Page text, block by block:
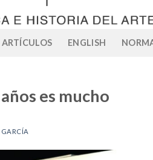
ARTÍCULOS ENGLISH
es mucho